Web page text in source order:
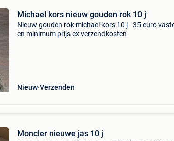
Michael kors nieuw gouden rok 10 j
Nieuw gouden rok michael kors 10 j - 35 euro
en minimum prijs ex verzendkosten
Nieuw Verzenden
Moncler nieuwe jas 10 j